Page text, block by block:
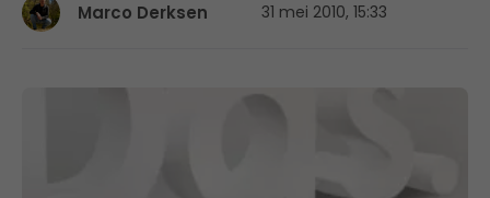
Marco Derksen 31 mei 2010, 15:33